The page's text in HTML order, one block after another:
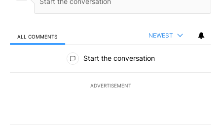
ALL COMMENTS NEWEST
All Comments
Start the conversation
ADVERTISEMENT